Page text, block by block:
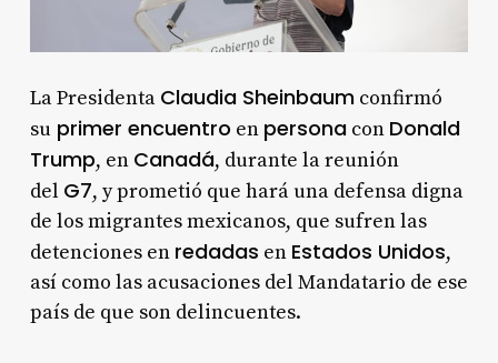
La Presidenta Claudia Sheinbaumconfirmó
suprimer encuentro en personacon Donald
Trump, en Canadá, durante la reunión
del G7, y prometió que hará una defensa digna
de los migrantes mexicanos, que sufren las
detenciones en redadas en Estados Unidos,
así como las acusaciones del Mandatario de ese
país de que son delincuentes.